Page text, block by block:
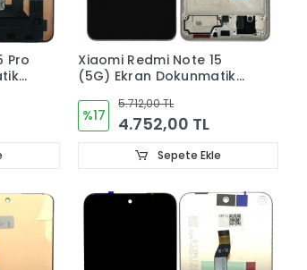
Pro
Xiaomi Redmi Note 15
(5G) Ekran Dokunmatik
%17
5.712,00 TL
4.752,00 TL
Sepete Ekle